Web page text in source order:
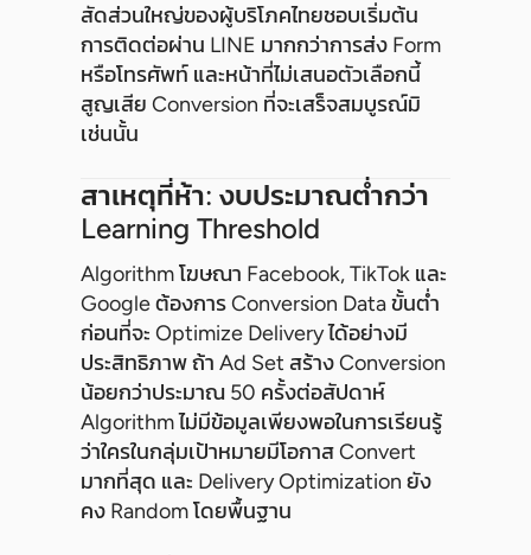
สัดส่วนใหญ่ของผู้บริโภคไทยชอบเริ่มต้น
การติดต่อผ่าน LINE มากกว่าการส่ง Form
หรือโทรศัพท์ และหน้าที่ไม่เสนอตัวเลือกนี้
สูญเสีย Conversion ที่จะเสร็จสมบูรณ์มิ
เช่นนั้น
สาเหตุที่ห้า: งบประมาณต่ำกว่า
Learning Threshold
Algorithm โฆษณา Facebook, TikTok และ
Google ต้องการ Conversion Data ขั้นต่ำ
ก่อนที่จะ Optimize Delivery ได้อย่างมี
ประสิทธิภาพ ถ้า Ad Set สร้าง Conversion
น้อยกว่าประมาณ 50 ครั้งต่อสัปดาห์
Algorithm ไม่มีข้อมูลเพียงพอในการเรียนรู้
ว่าใครในกลุ่มเป้าหมายมีโอกาส Convert
มากที่สุด และ Delivery Optimization ยัง
คง Random โดยพื้นฐาน